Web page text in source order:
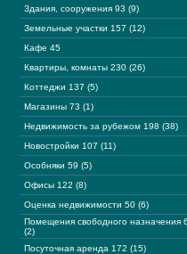
Здания, сооружения 93 (9)
Земельные участки 157 (12)
Кафе 45
Квартиры, комнаты 230 (26)
Коттеджи 137 (5)
Магазины 73 (1)
Недвижимость за рубежом 198 (38)
Новостройки 107 (11)
Особняки 59 (5)
Офисы 122 (8)
Оценка недвижимости 50 (6)
Помещения свободного назначения
(2)
Посуточная аренда 172 (15)